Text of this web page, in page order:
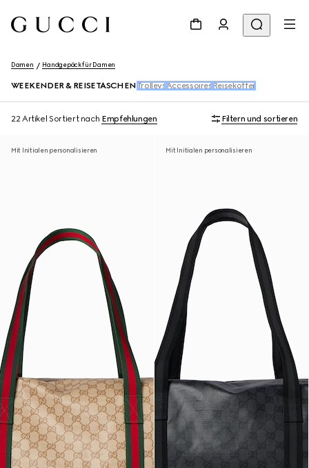
Damen Handgepäck für Damen
WEEKENDER & REISETASCHEN Trolleys Accessoires Reisekoffer
22 Artikel Sortiert nach Empfehlungen Filtern und sortieren
Mit Initialen personalisieren Mit Initialen personalisieren